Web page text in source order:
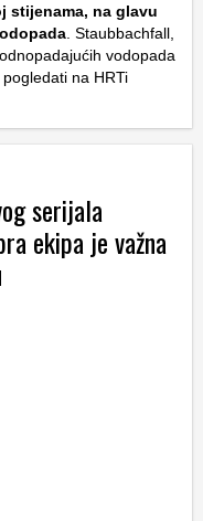
stijenama, na glavu
. Staubbachfall,
vodopada
na HRTi
serijala
ekipa je važna